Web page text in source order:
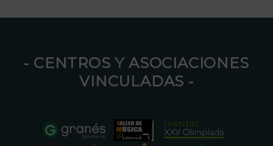
⁃ CENTROS Y ASOCIACIONES
VINCULADAS ⁃